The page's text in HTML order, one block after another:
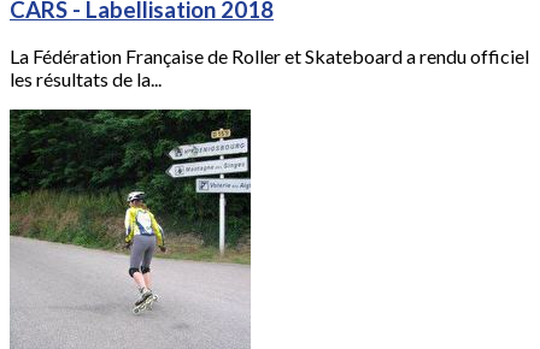
CARS - Labellisation 2018
La Fédération Française de Roller et Skateboard a rendu officiel
les résultats de la...